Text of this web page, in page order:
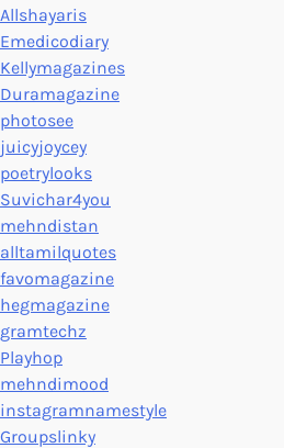
Allshayaris
Emedicodiary
Kellymagazines
Duramagazine
photosee
juicyjoycey
poetrylooks
Suvichar4you
mehndistan
alltamilquotes
favomagazine
hegmagazine
gramtechz
Playhop
mehndimood
instagramnamestyle
Groupslinky